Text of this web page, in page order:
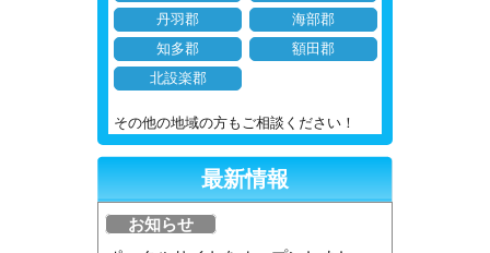
丹羽郡
海部郡
知多郡
額田郡
北設楽郡
その他の地域の方もご相談ください！
最新情報
お知らせ